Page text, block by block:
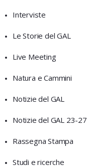
Interviste
Le Storie del GAL
Live Meeting
Natura e Cammini
Notizie del GAL
Notizie del GAL 23-27
Rassegna Stampa
Studi e ricerche